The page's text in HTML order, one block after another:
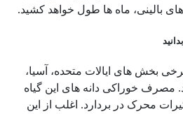
بالینی، ماه ها طول خواهد کشید.
بخش های ایالات متحده، آسیا،
مصرف خوراکی دانه های این گیاه
محرک در بردارد. اغلب از این